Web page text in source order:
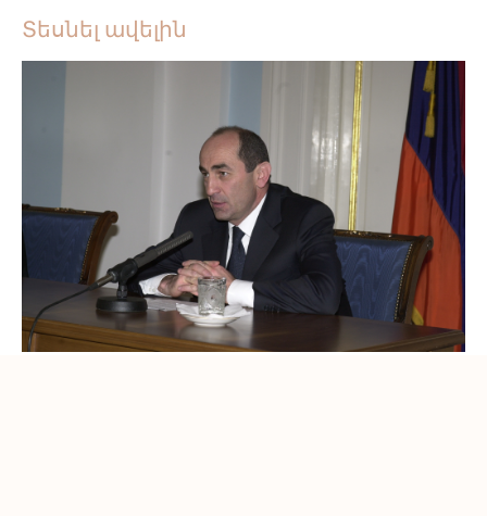
Տեսնել ավելին